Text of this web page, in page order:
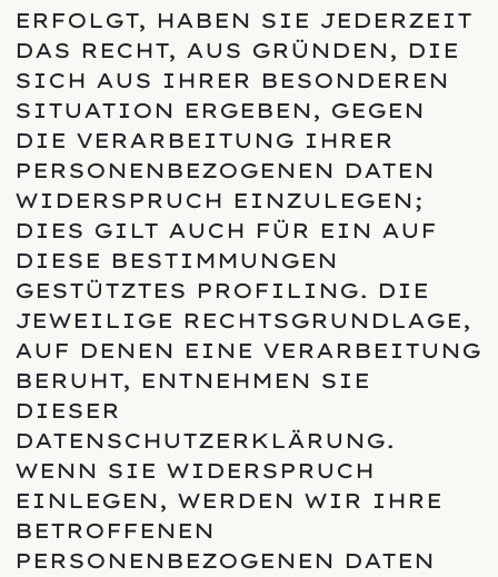
ERFOLGT, HABEN SIE JEDERZEIT
DAS RECHT, AUS GRÜNDEN, DIE
SICH AUS IHRER BESONDEREN
SITUATION ERGEBEN, GEGEN
DIE VERARBEITUNG IHRER
PERSONENBEZOGENEN DATEN
WIDERSPRUCH EINZULEGEN;
DIES GILT AUCH FÜR EIN AUF
DIESE BESTIMMUNGEN
GESTÜTZTES PROFILING. DIE
JEWEILIGE RECHTSGRUNDLAGE,
AUF DENEN EINE VERARBEITUNG
BERUHT, ENTNEHMEN SIE
DIESER
DATENSCHUTZERKLÄRUNG.
WENN SIE WIDERSPRUCH
EINLEGEN, WERDEN WIR IHRE
BETROFFENEN
PERSONENBEZOGENEN DATEN